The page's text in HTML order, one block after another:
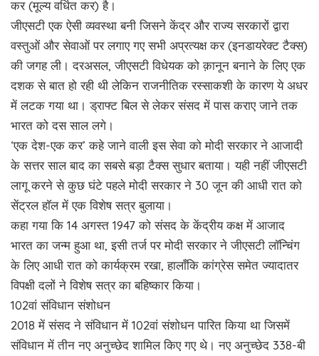
कर (मूल्य वर्धित कर) है।
जीएसटी एक ऐसी व्यवस्था बनी जिसने केंद्र और राज्य सरकारों द्वारा
वस्तुओं और सेवाओं पर लगाए गए सभी अप्रत्यक्ष कर (इनडायरेक्ट टैक्स)
की जगह ली। दरअसल, जीएसटी विधेयक को क़ानून बनाने के लिए एक
दशक से बात हो रही थी लेकिन राजनीतिक रस्साकशी के कारण ये अधर
में लटक गया था। ड्राफ्ट बिल से लेकर संसद में पास कराए जाने तक
भारत को दस साल लगे।
‘एक देश-एक कर’ कहे जाने वाली इस सेवा को मोदी सरकार ने आजादी
के सत्तर साल बाद का सबसे बड़ा टैक्स सुधार बताया। यही नहीं जीएसटी
लागू करने से कुछ घंटे पहले मोदी सरकार ने 30 जून की आधी रात को
सेंट्रल हाॅल में एक विशेष सत्र बुलाया।
कहा गया कि 14 अगस्त 1947 को संसद के केंद्रीय कक्ष में आजाद
भारत का जन्म हुआ था, इसी तर्ज पर मोदी सरकार ने जीएसटी लाॅन्चिंग
के लिए आधी रात को कार्यक्रम रखा, हालाँकि कांग्रेस समेत ज्यादातर
विपक्षी दलों ने विशेष सत्र का बहिष्कार किया।
102वां संविधान संशोधन
2018 में संसद ने संविधान में 102वां संशोधन पारित किया था जिसमें
संविधान में तीन नए अनुच्छेद शामिल किए गए थे। नए अनुच्छेद 338-बी